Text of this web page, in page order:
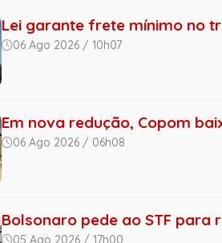
Lei garante frete mínimo no
06 Ago 2026 / 10h07
Em nova redução, Copom
06 Ago 2026 / 06h08
Bolsonaro pede ao STF para
05 Ago 2026 / 17h00